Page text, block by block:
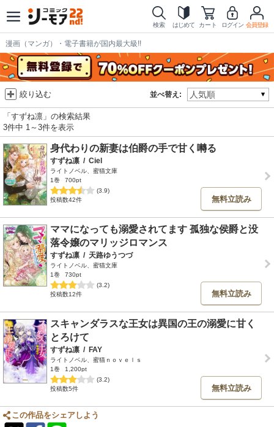
検索 はじめて カート ログイン 会員登録
漫画（マンガ）・電子書籍が国内最大級!!
並べ替え:
絞り込む
「すずね凛」の検索結果
3件中 1～3件を表示
身代わりの新妻は伯爵の手で甘く囀る
すずね凛 / Ciel
ライトノベル、蜜猫文庫
1巻
700pt
(3.9)
投稿数42件
無料立読み
ママになっても溺愛されてます 孤独な侯爵と没
落令嬢のマリッジロマンス
すずね凛 / 天路ゆうつづ
ライトノベル、蜜猫文庫
1巻
730pt
(3.2)
投稿数12件
無料立読み
スキャンダラスな王女は異国の王の溺愛に甘く
とろけて
すずね凛 / FAY
ライトノベル、蜜猫ｎｏｖｅｌｓ
1巻
1,200pt
(3.2)
投稿数5件
無料立読み
この作品をシェアしよう